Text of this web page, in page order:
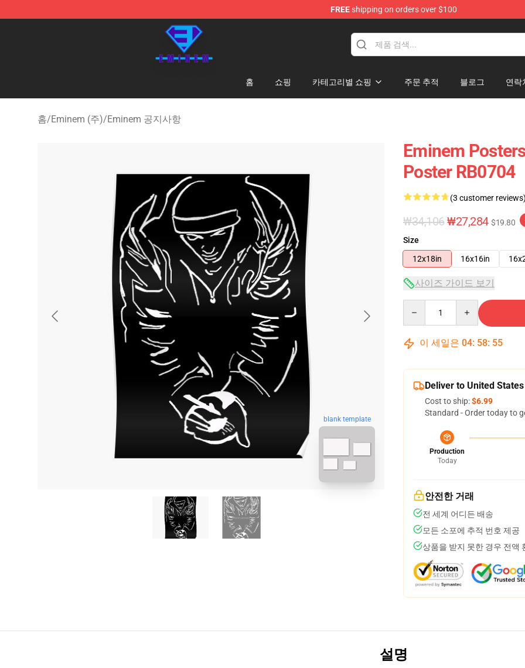
FREEshipping on orders over $100
Eminem Store - Official Eminem Merchandise Shop
홈 쇼핑 카테고리별 쇼핑 주문 추적 블로그 연락
홈/Eminem (주)/Eminem 공지사항
blank template
Eminem
Poster RB0704
(3 customer
₩34,106₩27,284 $19.80
Size
12x18in
16x16in
사이즈 가이드 보기
이 세일은 04: 58: 54
Deliver to United States
Cost to ship:$6.99
Standard - Order today to
Production
Today
안전한 거래
전 세계 어디든 배송
모든 소포에 추적 번호 제공
상품을 받지 못한 경우 전액
설명